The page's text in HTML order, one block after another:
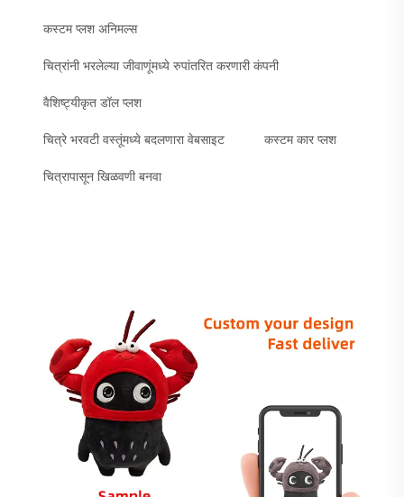
कस्टम प्लश अनिमल्स
चित्रांनी भरलेल्या जीवाणूंमध्ये रुपांतरित करणारी कंपनी
वैशिष्ट्यीकृत डॉल प्लश
चित्रे भरवटी वस्तूंमध्ये बदलणारा वेबसाइट कस्टम कार प्लश
चित्रापासून खिळवणी बनवा